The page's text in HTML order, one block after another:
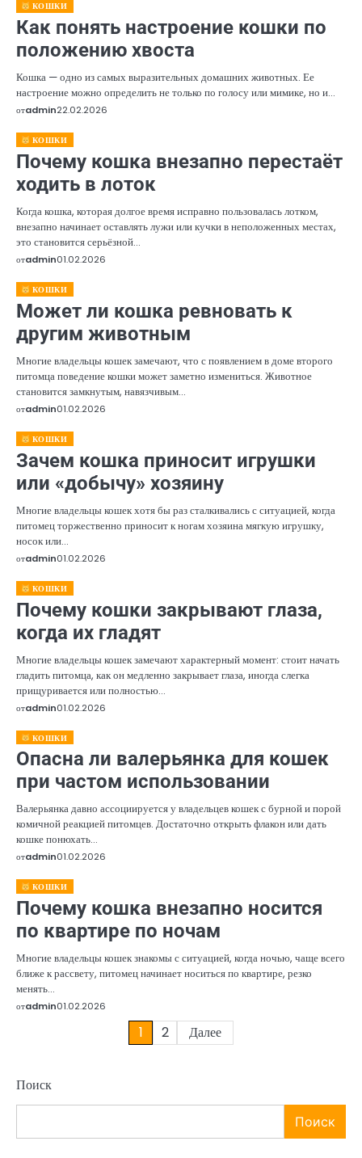
КОШКИ
Как понять настроение кошки по
положению хвоста
Кошка — одно из самых выразительных домашних животных. Ее
настроение можно определить не только по голосу или мимике, но и…
отadmin22.02.2026
КОШКИ
Почему кошка внезапно перестаёт
ходить в лоток
Когда кошка, которая долгое время исправно пользовалась лотком,
внезапно начинает оставлять лужи или кучки в неположенных местах,
это становится серьёзной…
отadmin01.02.2026
КОШКИ
Может ли кошка ревновать к
другим животным
Многие владельцы кошек замечают, что с появлением в доме второго
питомца поведение кошки может заметно измениться. Животное
становится замкнутым, навязчивым…
отadmin01.02.2026
КОШКИ
Зачем кошка приносит игрушки
или «добычу» хозяину
Многие владельцы кошек хотя бы раз сталкивались с ситуацией, когда
питомец торжественно приносит к ногам хозяина мягкую игрушку,
носок или…
отadmin01.02.2026
КОШКИ
Почему кошки закрывают глаза,
когда их гладят
Многие владельцы кошек замечают характерный момент: стоит начать
гладить питомца, как он медленно закрывает глаза, иногда слегка
прищуривается или полностью…
отadmin01.02.2026
КОШКИ
Опасна ли валерьянка для кошек
при частом использовании
Валерьянка давно ассоциируется у владельцев кошек с бурной и порой
комичной реакцией питомцев. Достаточно открыть флакон или дать
кошке понюхать…
отadmin01.02.2026
КОШКИ
Почему кошка внезапно носится
по квартире по ночам
Многие владельцы кошек знакомы с ситуацией, когда ночью, чаще всего
ближе к рассвету, питомец начинает носиться по квартире, резко
менять…
отadmin01.02.2026
1 2 Далее
Поиск
Поиск